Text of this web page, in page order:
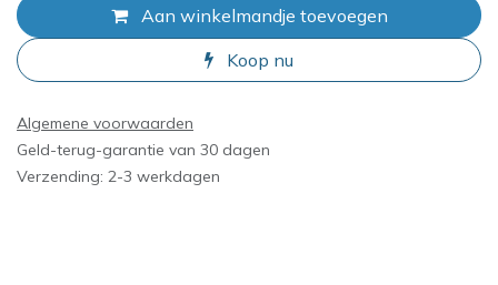
Aan winkelmandje toevoegen
Koop nu
Algemene voorwaarden
Geld-terug-garantie van 30 dagen
Verzending: 2-3 werkdagen